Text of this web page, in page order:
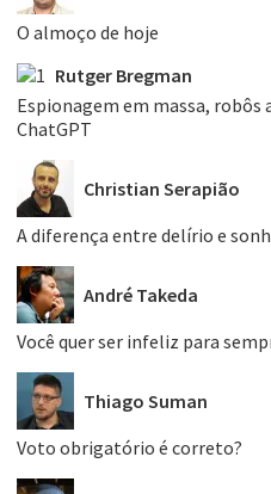
O almoço de hoje
Rutger Bregman
Espionagem em massa, robôs
ChatGPT
Christian Serapião
A diferença entre delírio e
André Takeda
Você quer ser infeliz para
Thiago Suman
Voto obrigatório é correto?